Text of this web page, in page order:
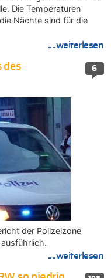
Die Temperaturen
Nächte sind für die
....weiterlesen
6
des
der Polizeizone
....weiterlesen